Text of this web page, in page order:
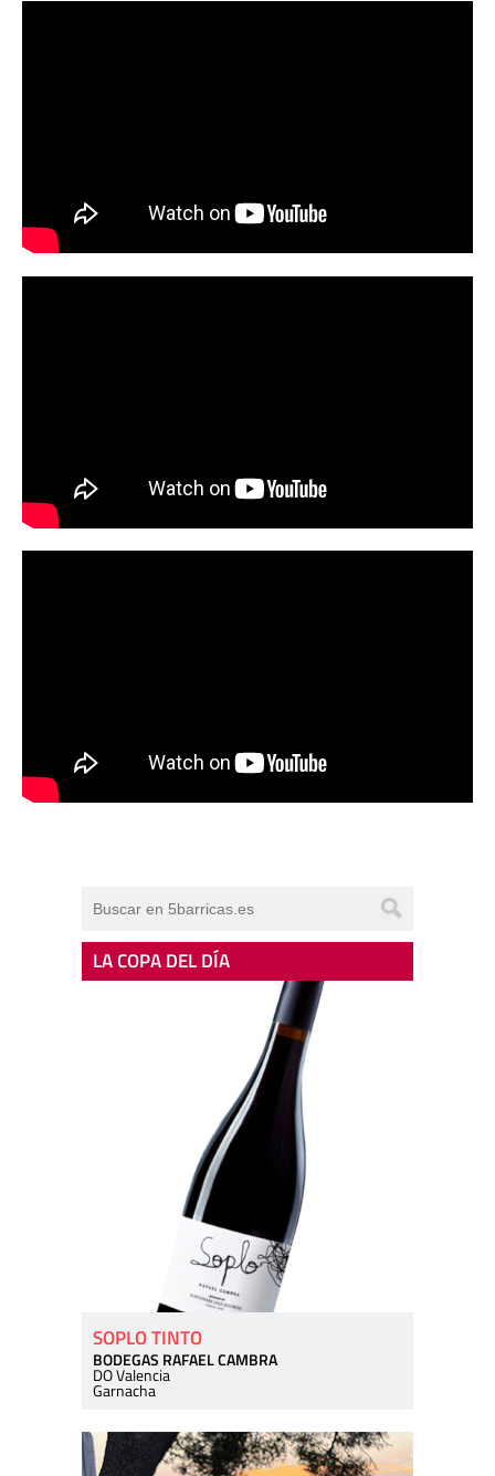
LA COPA DEL DÍA
SOPLO TINTO
BODEGAS RAFAEL CAMBRA
DO Valencia
Garnacha